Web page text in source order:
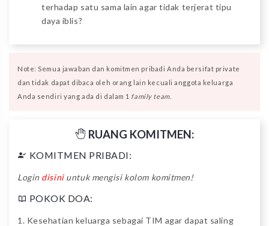
terhadap satu sama lain agar tidak terjerat tipu
daya iblis?
Note: Semua jawaban dan komitmen pribadi Anda bersifat private
dan tidak dapat dibaca oleh orang lain kecuali anggota keluarga
Anda sendiri yang ada di dalam 1 family team.
RUANG KOMITMEN:
KOMITMEN PRIBADI:
Login disiniuntuk mengisi kolom komitmen!
POKOK DOA:
1. Kesehatian keluarga sebagai TIM agar dapat saling